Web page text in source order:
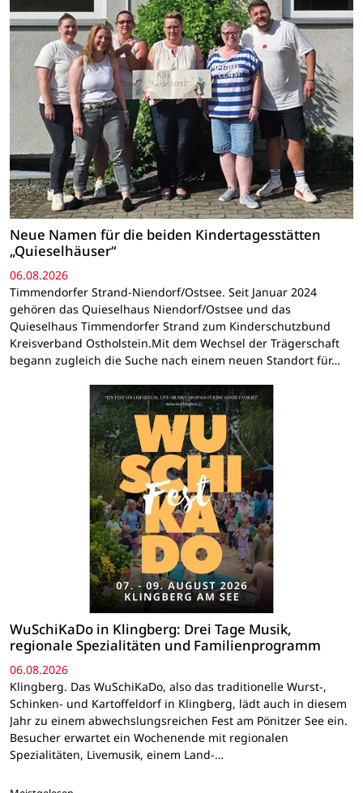
Neue Namen für die beiden Kindertagesstätten
„Quieselhäuser“
06.08.2026
Timmendorfer Strand-Niendorf/Ostsee. Seit Januar 2024
gehören das Quieselhaus Niendorf/Ostsee und das
Quieselhaus Timmendorfer Strand zum Kinderschutzbund
Kreisverband Ostholstein.Mit dem Wechsel der Trägerschaft
begann zugleich die Suche nach einem neuen Standort für…
WuSchiKaDo in Klingberg: Drei Tage Musik,
regionale Spezialitäten und Familienprogramm
06.08.2026
Klingberg. Das WuSchiKaDo, also das traditionelle Wurst-,
Schinken- und Kartoffeldorf in Klingberg, lädt auch in diesem
Jahr zu einem abwechslungsreichen Fest am Pönitzer See ein.
Besucher erwartet ein Wochenende mit regionalen
Spezialitäten, Livemusik, einem Land-…